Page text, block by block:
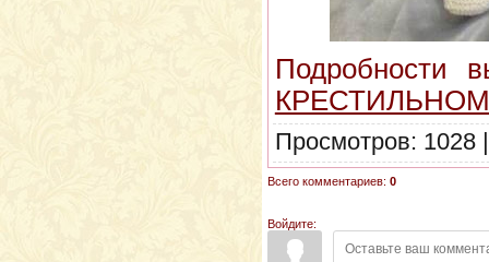
Подробности
Просмотров:
Всего комментариев: 0
Войдите: